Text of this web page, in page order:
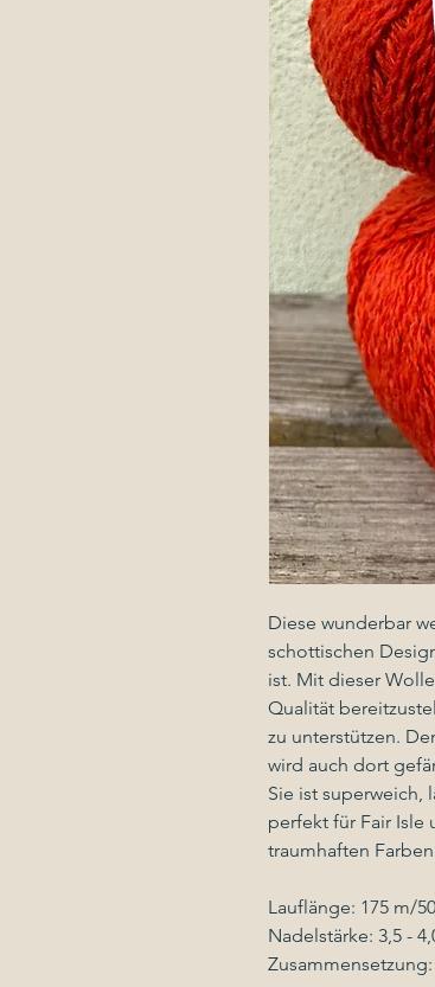
Diese wunderbar
schottischen
ist. Mit dieser
Qualität
zu unterstützen.
wird auch dort
Sie ist superweich,
perfekt für Fair Isle
traumhaften
Lauflänge: 175 m/
Nadelstärke: 3,5 -